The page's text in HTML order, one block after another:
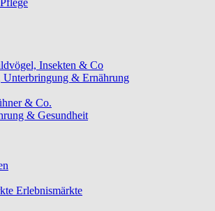
Insekten & Co
Unterbringung & Ernährung
& Co.
& Gesundheit
Erlebnismärkte